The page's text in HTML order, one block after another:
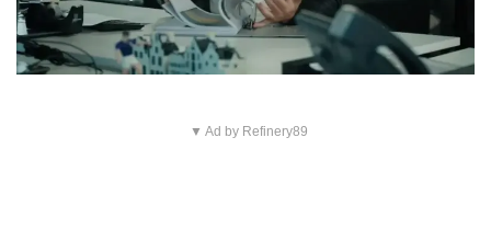
▼ Ad by Refinery89